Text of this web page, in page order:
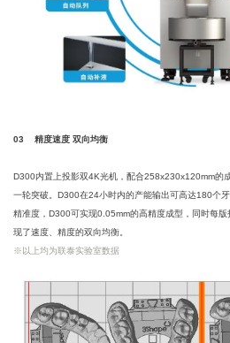
03 精度速度 双向均衡
D300内置上投影双4K光机，配合258x230x120mm的
一轮突破。D300在24小时内的产能输出可高达180个
精准度，D300可实现0.05mm的高精度成型，同时每
现了速度、精度的双向均衡。
※以上均为联泰实验室数据